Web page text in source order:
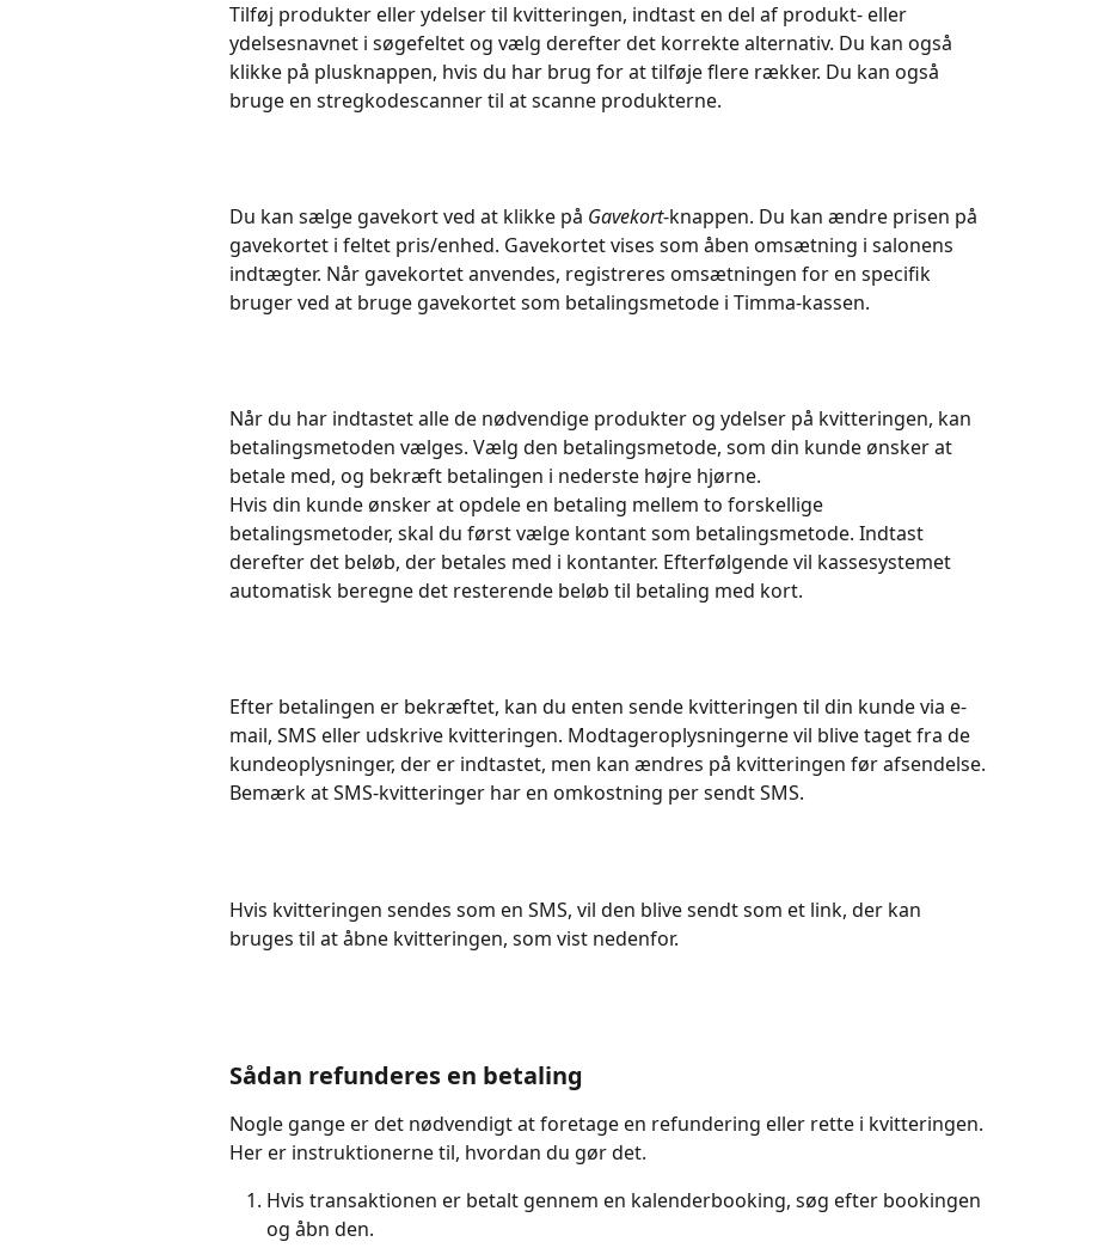
Tilføj produkter eller ydelser til kvitteringen, indtast en del af produkt- eller
ydelsesnavnet i søgefeltet og vælg derefter det korrekte alternativ. Du kan også
klikke på plusknappen, hvis du har brug for at tilføje flere rækker. Du kan også
bruge en stregkodescanner til at scanne produkterne.
Du kan sælge gavekort ved at klikke på Gavekort-knappen. Du kan ændre prisen på
gavekortet i feltet pris/enhed. Gavekortet vises som åben omsætning i salonens
indtægter. Når gavekortet anvendes, registreres omsætningen for en specifik
bruger ved at bruge gavekortet som betalingsmetode i Timma-kassen.
Når du har indtastet alle de nødvendige produkter og ydelser på kvitteringen, kan
betalingsmetoden vælges. Vælg den betalingsmetode, som din kunde ønsker at
betale med, og bekræft betalingen i nederste højre hjørne.
Hvis din kunde ønsker at opdele en betaling mellem to forskellige
betalingsmetoder, skal du først vælge kontant som betalingsmetode. Indtast
derefter det beløb, der betales med i kontanter. Efterfølgende vil kassesystemet
automatisk beregne det resterende beløb til betaling med kort.
Efter betalingen er bekræftet, kan du enten sende kvitteringen til din kunde via e-
mail, SMS eller udskrive kvitteringen. Modtageroplysningerne vil blive taget fra de
kundeoplysninger, der er indtastet, men kan ændres på kvitteringen før afsendelse.
Bemærk at SMS-kvitteringer har en omkostning per sendt SMS.
Hvis kvitteringen sendes som en SMS, vil den blive sendt som et link, der kan
bruges til at åbne kvitteringen, som vist nedenfor.
Sådan refunderes en betaling
Nogle gange er det nødvendigt at foretage en refundering eller rette i kvitteringen.
Her er instruktionerne til, hvordan du gør det.
Hvis transaktionen er betalt gennem en kalenderbooking, søg efter bookingen
og åbn den.